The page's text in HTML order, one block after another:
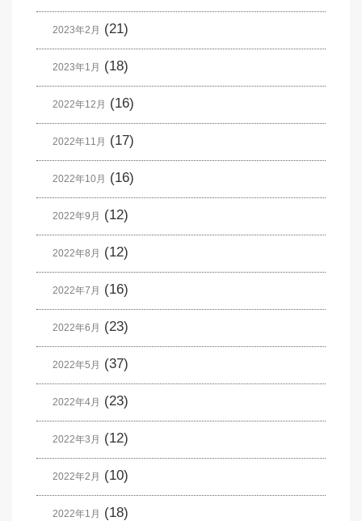
2023年2月 (21)
2023年1月 (18)
2022年12月 (16)
2022年11月 (17)
2022年10月 (16)
2022年9月 (12)
2022年8月 (12)
2022年7月 (16)
2022年6月 (23)
2022年5月 (37)
2022年4月 (23)
2022年3月 (12)
2022年2月 (10)
2022年1月 (18)